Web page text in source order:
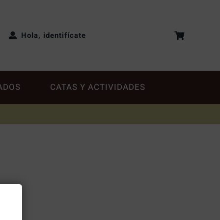
Hola, identifícate
CATAS Y ACTIVIDADES